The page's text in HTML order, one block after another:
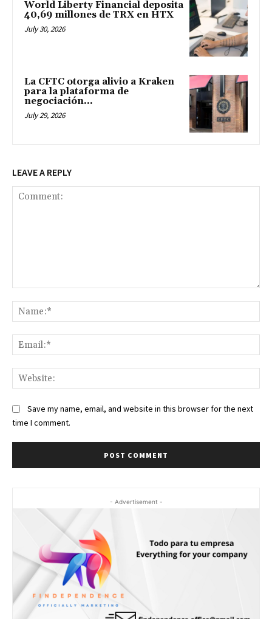
World Liberty Financial deposita
40,69 millones de TRX en HTX
July 30, 2026
La CFTC otorga alivio a Kraken
para la plataforma de
negociación...
July 29, 2026
LEAVE A REPLY
Save my name, email, and website in this browser for the next
time I comment.
- Advertisement -